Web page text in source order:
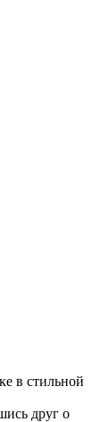
в стильной
друг о